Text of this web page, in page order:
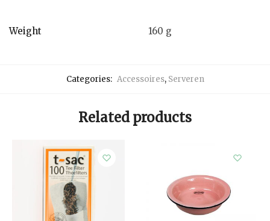
Weight 160 g
Categories: Accessoires, Serveren
Related products